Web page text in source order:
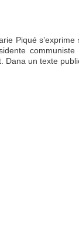
Piqué
Dana un texte